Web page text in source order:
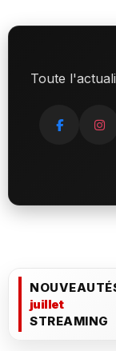
Toute
juillet
STREAMING